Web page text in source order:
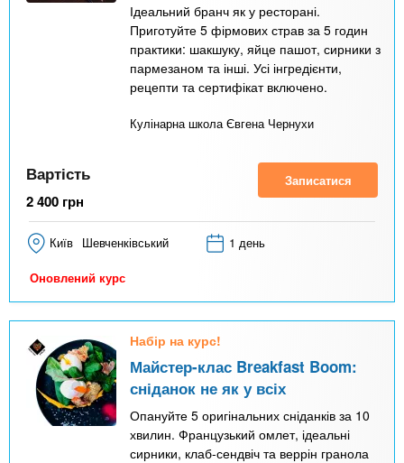
Ідеальний бранч як у ресторані.
Приготуйте 5 фірмових страв за 5 годин
практики: шакшуку, яйце пашот, сирники з
пармезаном та інші. Усі інгредієнти,
рецепти та сертифікат включено.
Кулінарна школа Євгена Чернухи
Вартість
2 400 грн
Записатися
Київ Шевченківський 1 день
Оновлений курс
Набір на курс!
Майстер-клас Breakfast Boom:
сніданок не як у всіх
Опануйте 5 оригінальних сніданків за 10
хвилин. Французький омлет, ідеальні
сирники, клаб-сендвіч та веррін гранола